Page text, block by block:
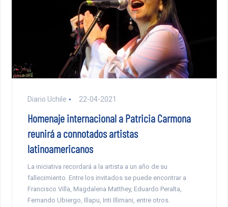
Diario Uchile 22-04-2021
Homenaje internacional a Patricia Carmona
reunirá a connotados artistas
latinoamericanos
La iniciativa recordará a la artista a un año de su
fallecimiento. Entre los invitados se puede encontrar a
Francisco Villa, Magdalena Matthey, Eduardo Peralta,
Fernando Ubiergo, Illapu, Inti Illimani, entre otros.